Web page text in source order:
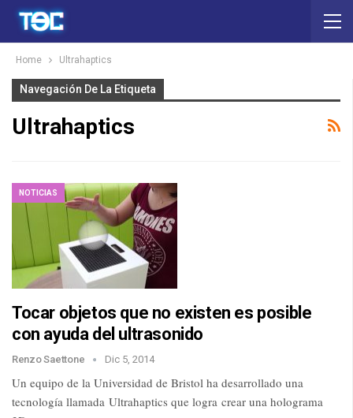
Home Ultrahaptics
Navegación De La Etiqueta
Ultrahaptics
NOTICIAS
Tocar objetos que no existen es posible
con ayuda del ultrasonido
Renzo Saettone Dic 5, 2014
Un equipo de la Universidad de Bristol ha desarrollado una
tecnología llamada Ultrahaptics que logra crear una holograma